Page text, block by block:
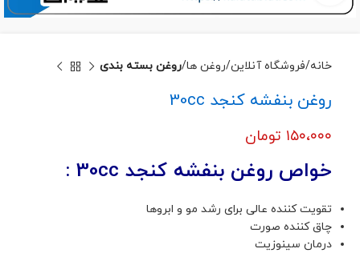
خانه فروشگاه آنلاین روغن ها روغن بسته بندی
روغن بنفشه کنجد 30cc
۱۵۰،۰۰۰ تومان
خواص روغن بنفشه کنجد 30cc :
تقویت کننده عالی برای رشد مو و ابروها
چاق کننده صورت
درمان سینوزیت